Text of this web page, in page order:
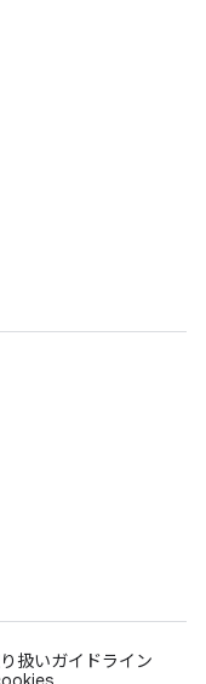
扱いガイドライン